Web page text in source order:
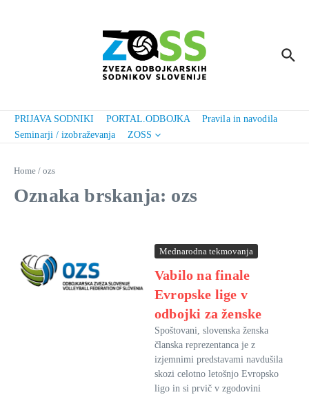
PRIJAVA SODNIKI PORTAL.ODBOJKA
Pravila in navodila
Seminarji / izobraževanja
ZOSS
Home / ozs
Oznaka brskanja: ozs
Mednarodna tekmovanja
Vabilo na finale
Evropske lige v
odbojki za ženske
Spoštovani, slovenska ženska
članska reprezentanca je z
izjemnimi predstavami navdušila
skozi celotno letošnjo Evropsko
ligo in si prvič v zgodovini